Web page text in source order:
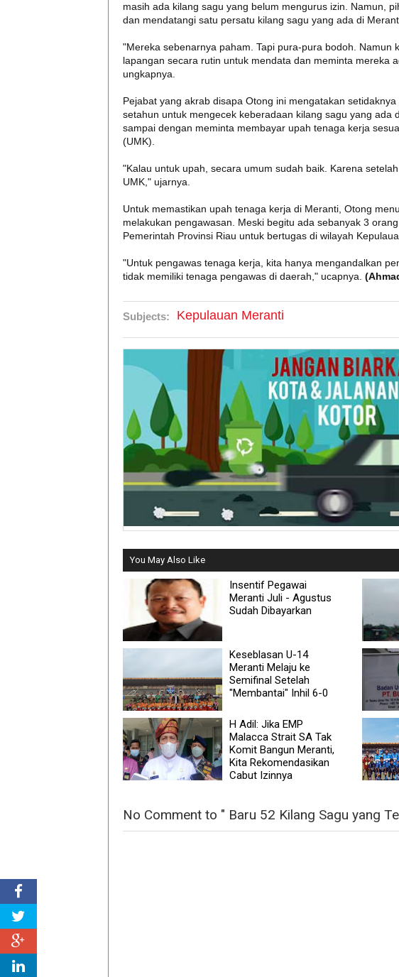
masih ada kilang sagu yang belum mengurus izin. Namun,
dan mendatangi satu persatu kilang sagu yang ada di
"Mereka sebenarnya paham. Tapi pura-pura bodoh. Namun
lapangan secara rutin untuk mendata dan meminta mereka
ungkapnya.
Pejabat yang akrab disapa Otong ini mengatakan
setahun untuk mengecek keberadaan kilang sagu yang ada
sampai dengan meminta membayar upah tenaga kerja
(UMK).
"Kalau untuk upah, secara umum sudah baik. Karena
UMK," ujarnya.
Untuk memastikan upah tenaga kerja di Meranti, Otong
melakukan pengawasan. Meski begitu ada sebanyak 3
Pemerintah Provinsi Riau untuk bertugas di wilayah
"Untuk pengawas tenaga kerja, kita hanya mengandalkan
tidak memiliki tenaga pengawas di daerah," ucapnya.
Subjects: Kepulauan Meranti
You May Also Like
Insentif Pegawai
Meranti Juli - Agustus
Sudah Dibayarkan
Keseblasan U-14
Meranti Melaju ke
Semifinal Setelah
"Membantai" Inhil 6-0
H Adil: Jika EMP
Malacca Strait SA Tak
Komit Bangun Meranti,
Kita Rekomendasikan
Cabut Izinnya
No Comment to " Baru 52 Kilang Sagu yang